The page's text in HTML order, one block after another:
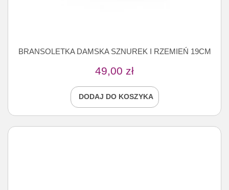
BRANSOLETKA DAMSKA SZNUREK I RZEMIEŃ 19CM
49,00 zł
DODAJ DO KOSZYKA